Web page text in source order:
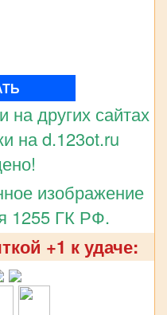
на других сайтах
на d.123ot.ru
изображение
1255 ГК РФ.
+1 к удаче: